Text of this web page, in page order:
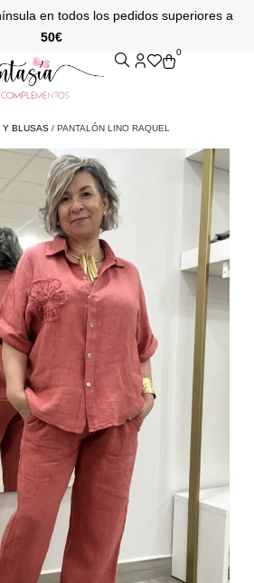
en todos los pedidos superiores a
50€
0
Y BLUSAS / PANTALÓN LINO RAQUEL